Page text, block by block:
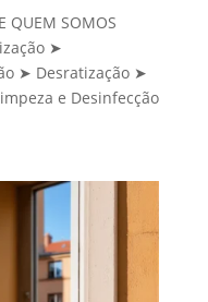
QUEM SOMOS
➤
➤ Desratização ➤
e Desinfecção